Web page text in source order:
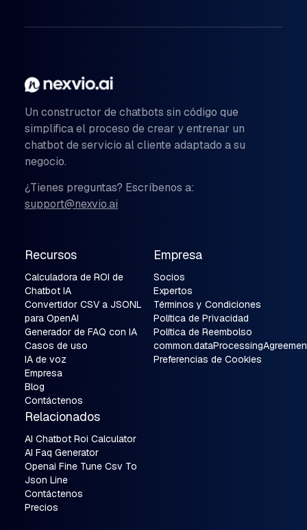
Un constructor de chatbots sin código que
simplifica el proceso de crear y entrenar un
chatbot de servicio al cliente adaptado a su
negocio.
¿Tienes preguntas? Escríbenos a:
support@nexvio.ai
Recursos
Calculadora de ROI de
Chatbot IA
Convertidor CSV a JSONL
para OpenAI
Generador de FAQ con IA
Casos de uso
IA de voz
Empresa
Blog
Contáctenos
Empresa
Socios
Expertos
Términos y Condiciones
Política de Privacidad
Política de Reembolso
Preferencias de Cookies
Relacionados
AI Chatbot Roi Calculator
AI Faq Generator
Openai Fine Tune Csv To
Json Line
Contáctenos
Precios